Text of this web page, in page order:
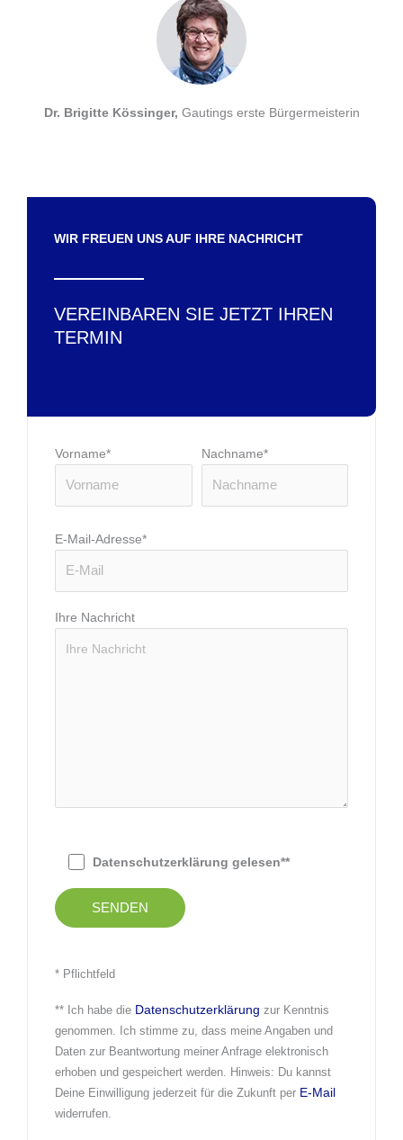
Dr. Brigitte Kössinger, Gautings erste Bürgermeisterin
Vorname* Nachname*
E-Mail-Adresse*
Ihre Nachricht
a
s
e
d
i
e
s
Datenschutzerklärung gelesen**
* Pflichtfeld
** Ich habe die Datenschutzerklärung zur Kenntnis
genommen. Ich stimme zu, dass meine Angaben und
Daten zur Beantwortung meiner Anfrage elektronisch
erhoben und gespeichert werden. Hinweis: Du kannst
Deine Einwilligung jederzeit für die Zukunft per E-Mail
widerrufen.
WIR FREUEN UNS AUF IHRE NACHRICHT
VEREINBAREN SIE JETZT IHREN
TERMIN